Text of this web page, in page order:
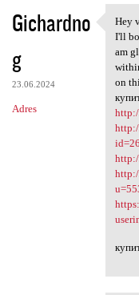
K
o
m
e
n
Gichardno
g
23.06.2024
Adres
Hey
Hey
I'll
am
on